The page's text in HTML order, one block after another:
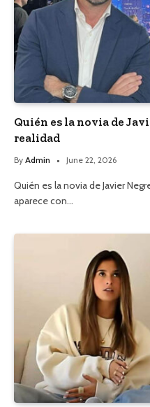
Quién es la novia de
realidad
By Admin June 22, 2026
Quién es la novia de Javier
aparece con…